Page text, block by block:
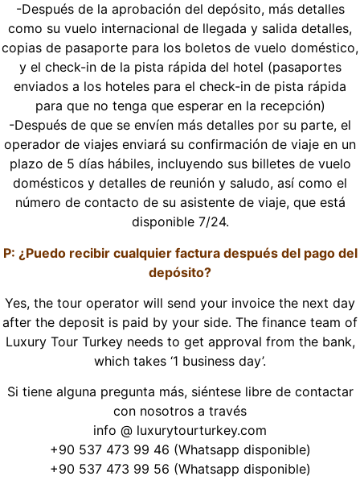
-Después de la aprobación del depósito, más detalles
como su vuelo internacional de llegada y salida detalles,
copias de pasaporte para los boletos de vuelo doméstico,
y el check-in de la pista rápida del hotel (pasaportes
enviados a los hoteles para el check-in de pista rápida
para que no tenga que esperar en la recepción)
-Después de que se envíen más detalles por su parte, el
operador de viajes enviará su confirmación de viaje en un
plazo de 5 días hábiles, incluyendo sus billetes de vuelo
domésticos y detalles de reunión y saludo, así como el
número de contacto de su asistente de viaje, que está
disponible 7/24.
P: ¿Puedo recibir cualquier factura después del pago del
depósito?
Yes, the tour operator will send your invoice the next day
after the deposit is paid by your side. The finance team of
Luxury Tour Turkey needs to get approval from the bank,
which takes ‘1 business day’.
Si tiene alguna pregunta más, siéntese libre de contactar
con nosotros a través
info @ luxurytourturkey.com
+90 537 473 99 46 (Whatsapp disponible)
+90 537 473 99 56 (Whatsapp disponible)